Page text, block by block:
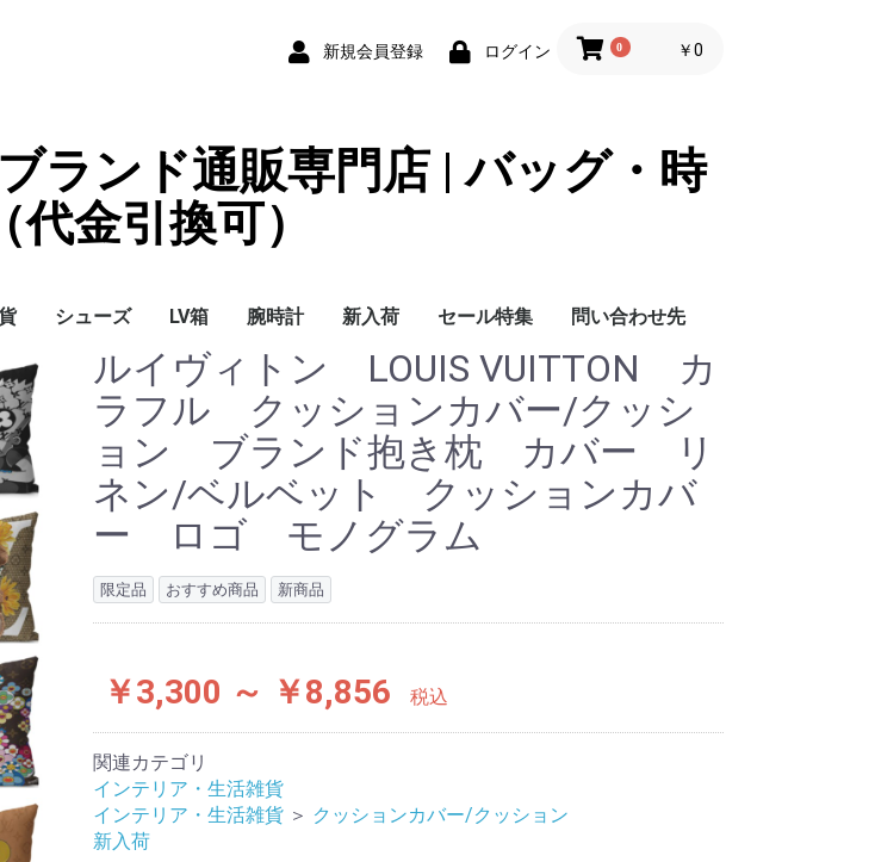
新規会員登録 ログイン 0 ￥0
ランド通販専門店 | バッグ・時
代金引換可）
VUITTON
：0109shop
シューズ
レディース/女性用
メンズ/男性用
Gucci
Chanel
LV箱 腕時計
Omega
Rolex
Cartier
Chanel
新入荷 セール特集 問い合わせ先
問い合わせ先
ルイヴィトン LOUIS VUITTON カ
ラフル クッションカバー/クッシ
ョン ブランド抱き枕 カバー リ
ネン/ベルベット クッションカバ
ー ロゴ モノグラム
限定品 おすすめ商品 新商品
￥3,300 ～ ￥8,856 税込
関連カテゴリ
インテリア・生活雑貨
インテリア・生活雑貨 ＞ クッションカバー/クッション
新入荷